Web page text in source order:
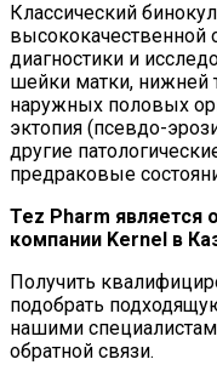
Классический
высококачественной
диагностики и
шейки матки, нижней
наружных половых
эктопия (псевдо-
другие
предраковые
Tez Pharm
компании Kernel в
Получить
подобрать
нашими
обратной связи.